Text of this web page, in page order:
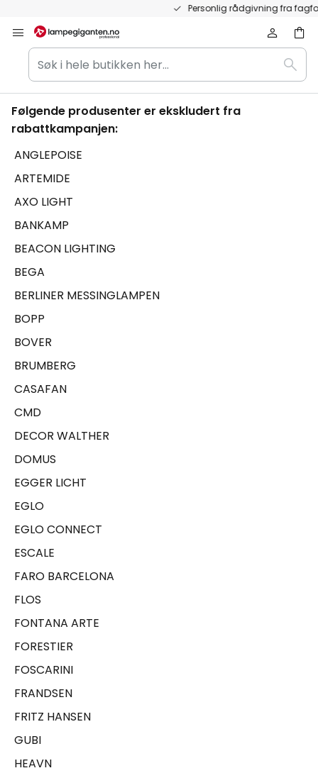
Personlig rådgivning fra fagfolk
til
innhold
Søk
i
hele
butikken
her...
Søk
Følgende produsenter er ekskludert fra
rabattkampanjen:
ANGLEPOISE
ARTEMIDE
AXO LIGHT
BANKAMP
BEACON LIGHTING
BEGA
BERLINER MESSINGLAMPEN
BOPP
BOVER
BRUMBERG
CASAFAN
CMD
DECOR WALTHER
DOMUS
EGGER LICHT
EGLO
EGLO CONNECT
ESCALE
FARO BARCELONA
FLOS
FONTANA ARTE
FORESTIER
FOSCARINI
FRANDSEN
FRITZ HANSEN
GUBI
HEAVN